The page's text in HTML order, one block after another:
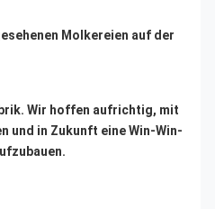
Molkereien auf der
Wir hoffen aufrichtig, mit
und in Zukunft eine Win-Win-